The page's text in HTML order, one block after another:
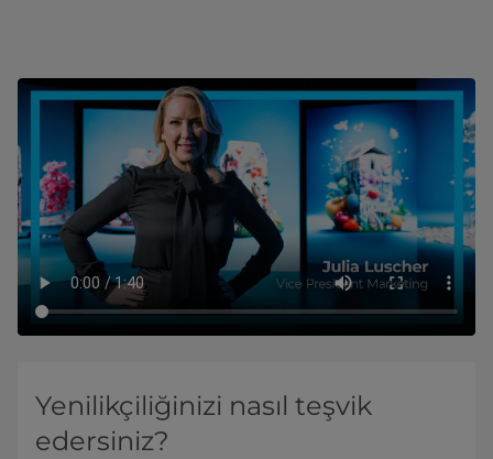
Yenilikçiliğinizi nasıl teşvik
edersiniz?